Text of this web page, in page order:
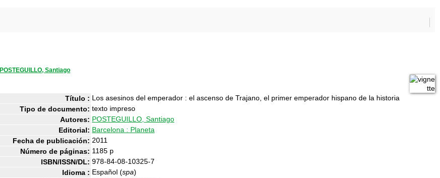
POSTEGUILLO, Santiago
Título : Los asesinos del emperador : el ascenso de Trajano, el primer emperador hispano de la historia
Tipo de documento: texto impreso
Autores: POSTEGUILLO, Santiago
Editorial: Barcelona : Planeta
Fecha de publicación: 2011
Número de páginas: 1185 p
ISBN/ISSN/DL: 978-84-08-10325-7
Idioma : Español (spa)